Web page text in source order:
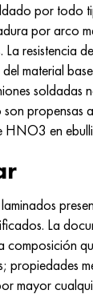
por todo
por arco
resistencia
material
soldadas
propensas
HNO3 en
La
composición
propiedades
mayor